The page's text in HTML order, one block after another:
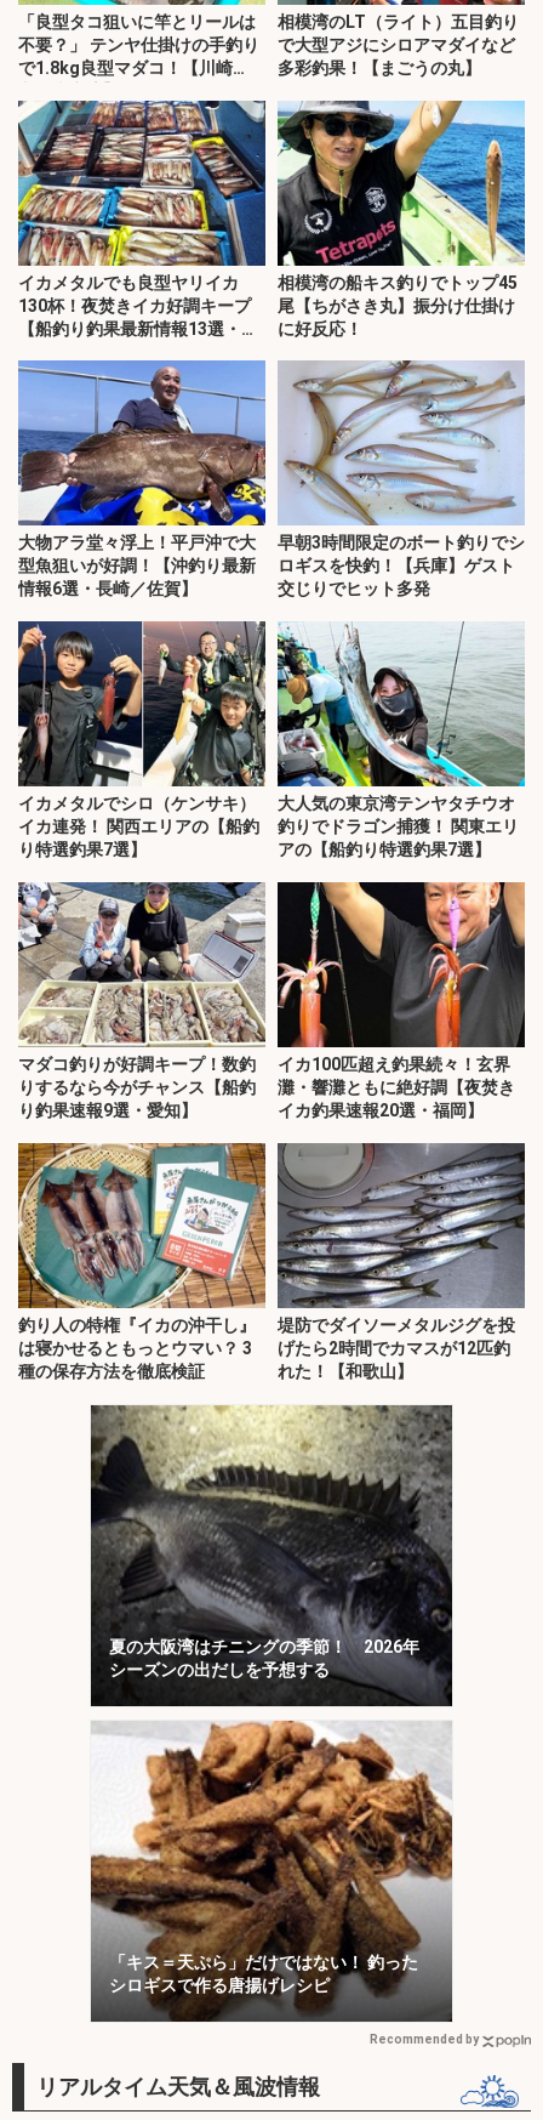
「良型タコ狙いに竿とリールは
不要？」 テンヤ仕掛けの手釣り
で1.8kg良型マダコ！【川崎
相模湾のLT（ライト）五目釣り
で大型アジにシロアマダイなど
多彩釣果！【まごうの丸】
イカメタルでも良型ヤリイカ
130杯！夜焚きイカ好調キープ
【船釣り釣果最新情報13選・玄
相模湾の船キス釣りでトップ45
尾【ちがさき丸】振分け仕掛け
に好反応！
大物アラ堂々浮上！平戸沖で大
型魚狙いが好調！【沖釣り最新
情報6選・長崎／佐賀】
早朝3時間限定のボート釣りでシ
ロギスを快釣！【兵庫】ゲスト
交じりでヒット多発
イカメタルでシロ（ケンサキ）
イカ連発！ 関西エリアの【船釣
り特選釣果7選】
大人気の東京湾テンヤタチウオ
釣りでドラゴン捕獲！ 関東エリ
アの【船釣り特選釣果7選】
マダコ釣りが好調キープ！数釣
りするなら今がチャンス【船釣
り釣果速報9選・愛知】
イカ100匹超え釣果続々！玄界
灘・響灘ともに絶好調【夜焚き
イカ釣果速報20選・福岡】
釣り人の特権『イカの沖干し』
は寝かせるともっとウマい？ 3
種の保存方法を徹底検証
堤防でダイソーメタルジグを投
げたら2時間でカマスが12匹釣
れた！【和歌山】
夏の大阪湾はチニングの季節！ 2026年
シーズンの出だしを予想する
「キス＝天ぷら」だけではない！ 釣った
シロギスで作る唐揚げレシピ
Recommended by
リアルタイム天気＆風波情報